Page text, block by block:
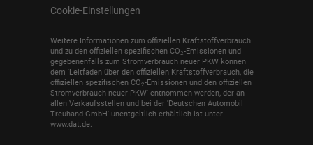
Cookie-Einstellungen
Weitere Informationen zum offiziellen Kraftstoffverbrauch
und zu den offiziellen spezifischen CO2-Emissionen und
gegebenenfalls zum Stromverbrauch neuer PKW können
dem 'Leitfaden über den offiziellen Kraftstoffverbrauch, die
offiziellen spezifischen CO2-Emissionen und den offiziellen
Stromverbrauch neuer PKW' entnommen werden, der an
allen Verkaufsstellen und bei der 'Deutschen Automobil
Treuhand GmbH' unentgeltlich erhältlich ist unter
www.dat.de.